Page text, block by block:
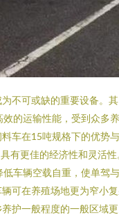
不可或缺的重要设备。其
的运输性能，受到众多
车在15吨规格下的优势
有更佳的经济性和灵活性
车辆空载自重，使单驾
可在养殖场地更为窄小
护一般程度的一般区域